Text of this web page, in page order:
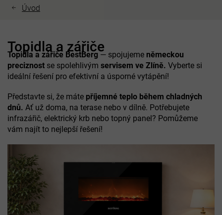
Topidla a zářiče
Topidla a zářiče BestBerg — spojujeme německou
preciznost se spolehlivým servisem ve Zlíně. Vyberte si
ideální řešení pro efektivní a úsporné vytápění!
Představte si, že máte příjemné teplo během chladných
dnů. Ať už doma, na terase nebo v dílně. Potřebujete
infrazářič, elektrický krb nebo topný panel? Pomůžeme
vám najít to nejlepší řešení!